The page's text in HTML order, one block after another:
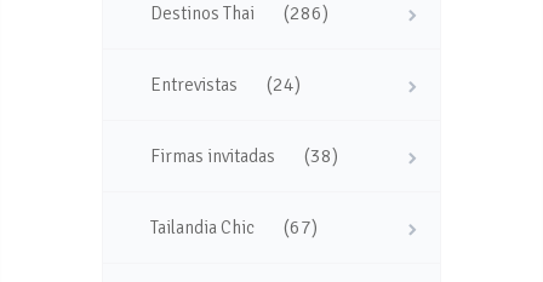
Destinos Thai (286)
Entrevistas (24)
Firmas invitadas (38)
Tailandia Chic (67)